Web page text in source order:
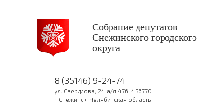
Собрание депутатов
Снежинского городского
округа
8 (35146) 9-24-74
ул. Свердлова, 24 а/я 476, 456770
г.Снежинск, Челябинская область